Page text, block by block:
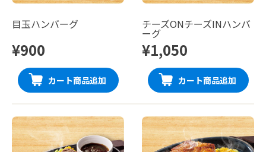
目玉ハンバーグ
¥900
カート商品追加
チーズONチーズINハンバ
ーグ
¥1,050
カート商品追加